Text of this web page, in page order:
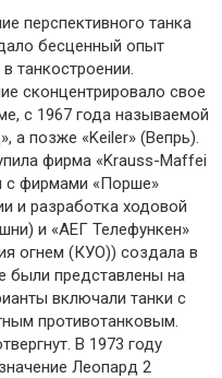
перспективного танка
бесценный опыт
танкостроении.
сконцентрировало свое
с 1967 года называемой
а позже «Keiler» (Вепрь).
фирма «Krauss-Maffei
с фирмами «Порше»
и разработка ходовой
и «АЕГ Телефункен»
огнем (КУО)) создала в
были представлены на
включали танки с
противотанковым.
В 1973 году
Леопард 2